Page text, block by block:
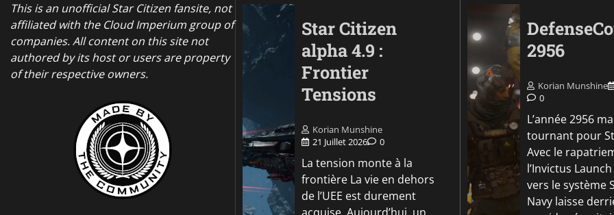
This is an unofficial Star Citizen fansite, not
affiliated with the Cloud Imperium group of
companies. All content on this site not
authored by its host or users are property
of their respective owners.
Star Citizen
alpha 4.9 :
Frontier
Tensions
Korian Munshine
21 Juillet 2026
0
La tension monte à la
frontière La vie en dehors
de l’UEE est durement
2956
Korian Munshine
0
L’année 2956
tournant pour
Avec le
l’Invictus
vers le système
Navy laisse